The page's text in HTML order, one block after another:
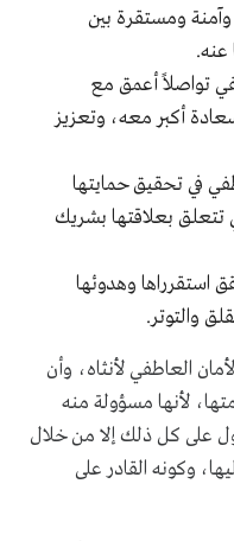
ومستقرة بين
عنه.
تواصلاً أعمق مع
أكبر معه، وتعزيز
في تحقيق حمايتها
تتعلق بعلاقتها بشريك
استقرراها وهدوئها
والتوتر.
العاطفي لأنثاه، وأن
لأنها مسؤولة منه
على كل ذلك إلا من خلال
وكونه القادر على